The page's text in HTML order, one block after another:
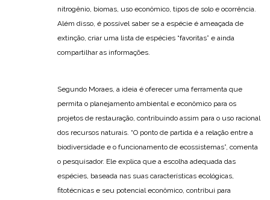
nitrogênio, biomas, uso econômico, tipos de solo e ocorrência.
Além disso, é possível saber se a espécie é ameaçada de
extinção, criar uma lista de espécies “favoritas” e ainda
compartilhar as informações.
Segundo Moraes, a ideia é oferecer uma ferramenta que
permita o planejamento ambiental e econômico para os
projetos de restauração, contribuindo assim para o uso racional
dos recursos naturais. “O ponto de partida é a relação entre a
biodiversidade e o funcionamento de ecossistemas”, comenta
o pesquisador. Ele explica que a escolha adequada das
espécies, baseada nas suas características ecológicas,
fitotécnicas e seu potencial econômico, contribui para